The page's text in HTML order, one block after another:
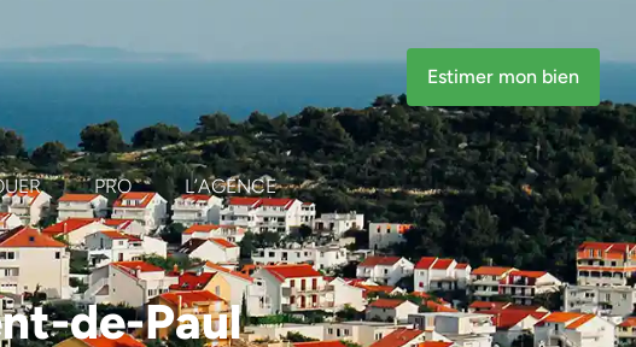
Estimer mon bien
PRO L’AGENCE
de-Paul